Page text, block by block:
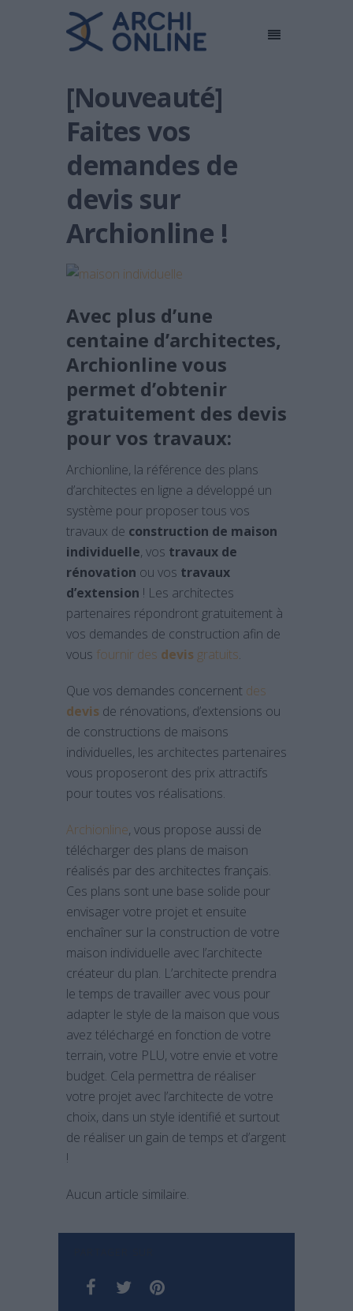
[Nouveauté]
Faites vos
demandes de
devis sur
Archionline !
Avec plus d’une
centaine d’architectes,
Archionline vous
permet d’obtenir
gratuitement des devis
pour vos travaux:
Archionline, la référence des plans
d’architectes en ligne a développé un
système pour proposer tous vos
travaux de construction de maison
individuelle, vos travaux de
rénovation ou vos travaux
d’extension ! Les architectes
partenaires répondront gratuitement à
vos demandes de construction afin de
vous fournir des devis gratuits.
Que vos demandes concernent des
devis de rénovations, d’extensions ou
de constructions de maisons
individuelles, les architectes partenaires
vous proposeront des prix attractifs
pour toutes vos réalisations.
Archionline, vous propose aussi de
télécharger des plans de maison
réalisés par des architectes français.
Ces plans sont une base solide pour
envisager votre projet et ensuite
enchaîner sur la construction de votre
maison individuelle avec l’architecte
créateur du plan. L’architecte prendra
le temps de travailler avec vous pour
adapter le style de la maison que vous
avez téléchargé en fonction de votre
terrain, votre PLU, votre envie et votre
budget. Cela permettra de réaliser
votre projet avec l’architecte de votre
choix, dans un style identifié et surtout
de réaliser un gain de temps et d’argent
!
Aucun article similaire.